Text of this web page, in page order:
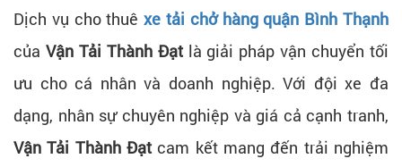
Dịch vụ cho thuêxe tải chở hàng quận Bình Thạnh
của Vận Tải Thành Đạtlà giải pháp vận chuyển tối
ưu cho cá nhân và doanh nghiệp. Với đội xe đa
dạng, nhân sự chuyên nghiệp và giá cả cạnh tranh,
Vận Tải Thành Đạt cam kết mang đến trải nghiệm